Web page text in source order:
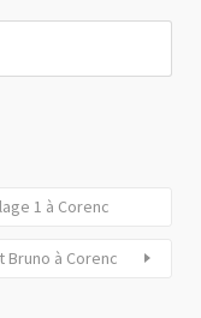
1 à Corenc
à Corenc